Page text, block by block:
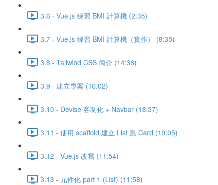
3.6 - Vue.js 練習 BMI 計算機 (2:35)
3.7 - Vue.js 練習 BMI 計算機（實作） (8:35)
3.8 - Tailwind CSS 簡介 (14:36)
3.9 - 建立專案 (16:02)
3.10 - Devise 客制化 + Navbar (18:37)
3.11 - 使用 scaffold 建立 List 跟 Card (19:05)
3.12 - Vue.js 改寫 (11:54)
3.13 - 元件化 part 1 (List) (11:58)